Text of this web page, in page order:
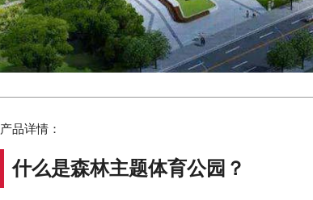
产品详情：
什么是森林主题体育公园？